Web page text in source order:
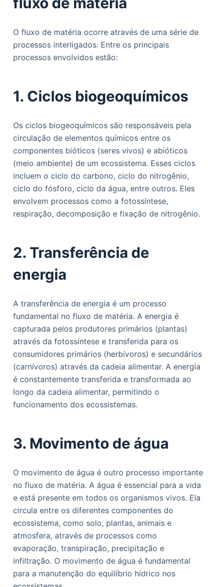
O fluxo de matéria ocorre através de uma série de
processos interligados. Entre os principais
processos envolvidos estão:
1. Ciclos biogeoquímicos
Os ciclos biogeoquímicos são responsáveis pela
circulação de elementos químicos entre os
componentes bióticos (seres vivos) e abióticos
(meio ambiente) de um ecossistema. Esses ciclos
incluem o ciclo do carbono, ciclo do nitrogênio,
ciclo do fósforo, ciclo da água, entre outros. Eles
envolvem processos como a fotossíntese,
respiração, decomposição e fixação de nitrogênio.
2. Transferência de
energia
A transferência de energia é um processo
fundamental no fluxo de matéria. A energia é
capturada pelos produtores primários (plantas)
através da fotossíntese e transferida para os
consumidores primários (herbívoros) e secundários
(carnívoros) através da cadeia alimentar. A energia
é constantemente transferida e transformada ao
longo da cadeia alimentar, permitindo o
funcionamento dos ecossistemas.
3. Movimento de água
O movimento de água é outro processo importante
no fluxo de matéria. A água é essencial para a vida
e está presente em todos os organismos vivos. Ela
circula entre os diferentes componentes do
ecossistema, como solo, plantas, animais e
atmosfera, através de processos como
evaporação, transpiração, precipitação e
infiltração. O movimento de água é fundamental
para a manutenção do equilíbrio hídrico nos